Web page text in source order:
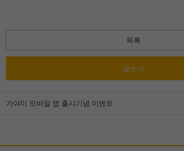
목록
글쓰기
가야미 모바일 앱 출시기념 이벤트